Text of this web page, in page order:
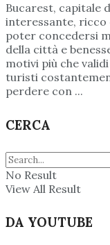
Bucarest, capitale
interessante,
poter concedersi
della città e
motivi più che
turisti
perdere con ...
CERCA
No Result
View All Result
DA YOUTUBE